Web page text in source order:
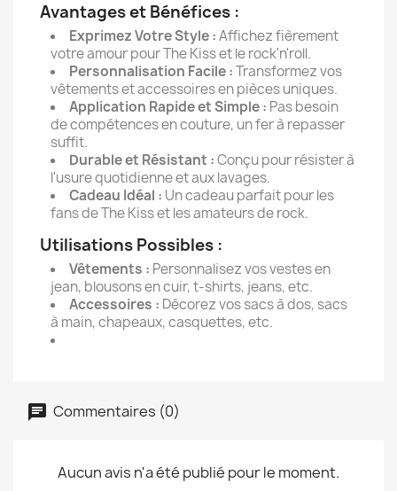
Avantages et Bénéfices :
Exprimez Votre Style :Affichez fièrement
votre amour pour The Kiss et le rock'n'roll.
Personnalisation Facile :Transformez vos
vêtements et accessoires en pièces uniques.
Application Rapide et Simple : Pas besoin
de compétences en couture, un fer à repasser
suffit.
Durable et Résistant :Conçu pour résister à
l'usure quotidienne et aux lavages.
Cadeau Idéal : Un cadeau parfait pour les
fans de The Kiss et les amateurs de rock.
Utilisations Possibles :
Vêtements : Personnalisez vos vestes en
jean, blousons en cuir, t-shirts, jeans, etc.
Accessoires : Décorez vos sacs à dos, sacs
à main, chapeaux, casquettes, etc.
Commentaires (0)
Aucun avis n'a été publié pour le moment.